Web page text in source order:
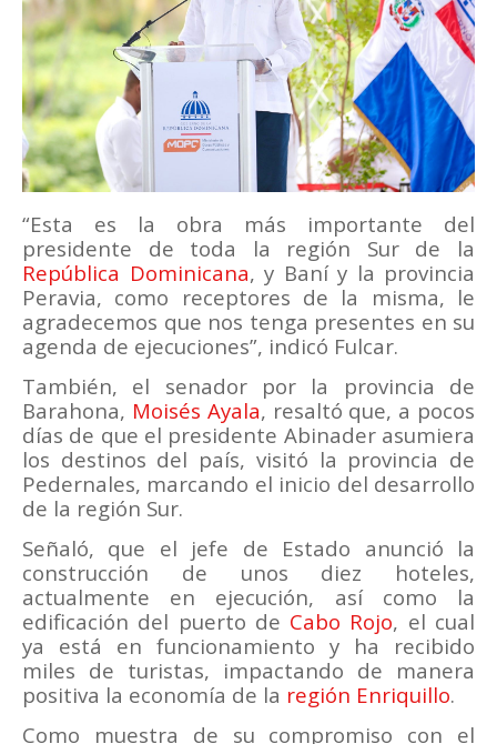
“Esta es la obra más importante del
presidente de toda la región Sur de la
República Dominicana, y Baní y la provincia
Peravia, como receptores de la misma, le
agradecemos que nos tenga presentes en su
agenda de ejecuciones”, indicó Fulcar.
También, el senador por la provincia de
Barahona, Moisés Ayala, resaltó que, a pocos
días de que el presidente Abinader asumiera
los destinos del país, visitó la provincia de
Pedernales, marcando el inicio del desarrollo
de la región Sur.
Señaló, que el jefe de Estado anunció la
construcción de unos diez hoteles,
actualmente en ejecución, así como la
edificación del puerto de Cabo Rojo, el cual
ya está en funcionamiento y ha recibido
miles de turistas, impactando de manera
positiva la economía de la región Enriquillo.
Como muestra de su compromiso con el